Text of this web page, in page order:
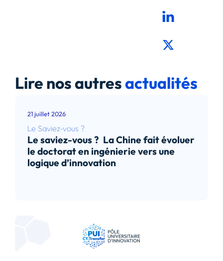
Lire nos autresactualités
21 juillet 2026
Le Saviez-vous ?
Le saviez-vous ? La Chine fait évoluer
le doctorat en ingénierie vers une
logique d’innovation